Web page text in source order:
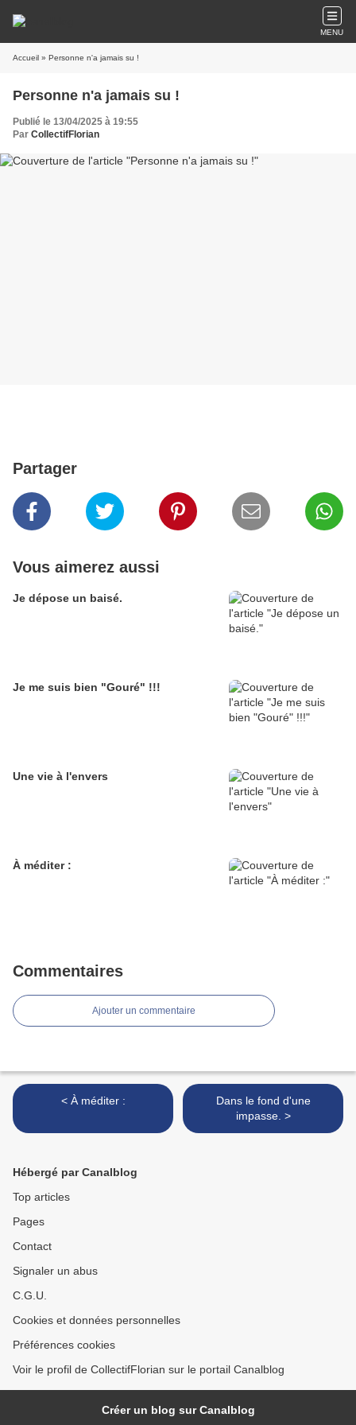
MENU
Accueil » Personne n'a jamais su !
Personne n'a jamais su !
Publié le 13/04/2025 à 19:55
Par CollectifFlorian
Partager
Vous aimerez aussi
Je dépose un baisé.
Je me suis bien "Gouré" !!!
Une vie à l'envers
À méditer :
Commentaires
Ajouter un commentaire
< À méditer :
Dans le fond d'une
impasse. >
Hébergé par Canalblog
Top articles
Pages
Contact
Signaler un abus
C.G.U.
Cookies et données personnelles
Préférences cookies
Voir le profil de CollectifFlorian sur le portail Canalblog
Créer un blog sur Canalblog